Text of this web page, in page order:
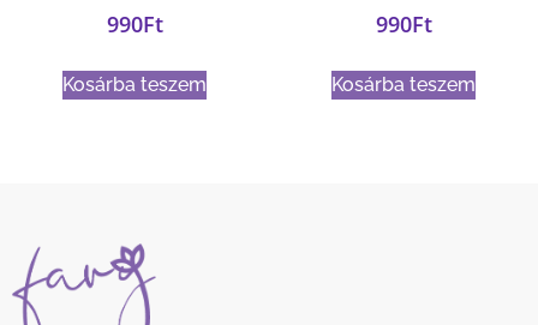
990Ft
Kosárba teszem
990Ft
Kosárba teszem